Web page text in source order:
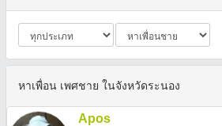
หาเพื่อน เพศชาย ในจังหวัดระนอง
Apos